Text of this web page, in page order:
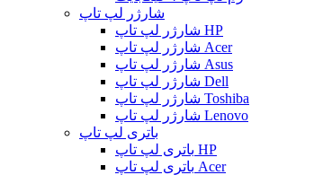
شارژر لپ تاپ
شارژر لپ تاپ HP
شارژر لپ تاپ Acer
شارژر لپ تاپ Asus
شارژر لپ تاپ Dell
شارژر لپ تاپ Toshiba
شارژر لپ تاپ Lenovo
باتری لپ تاپ
باتری لپ تاپ HP
باتری لپ تاپ Acer